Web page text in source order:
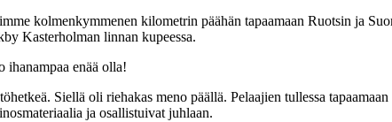
kolmenkymmenen kilometrin päähän tapaamaan Ruotsin ja
Kasterholman linnan kupeessa.
enää olla!
Siellä oli riehakas meno päällä. Pelaajien tullessa
ja osallistuivat juhlaan.